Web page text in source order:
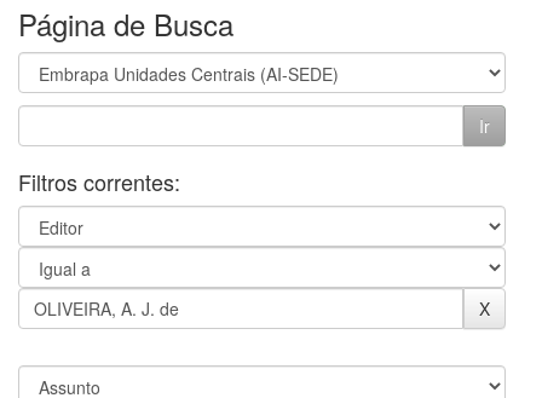
Página de Busca
Filtros correntes: